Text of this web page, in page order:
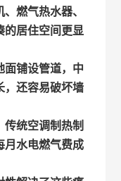
燃气热水器、
的居住空间更显
面铺设管道，中
，还容易破坏墙
传统空调制热制
月水电燃气费成